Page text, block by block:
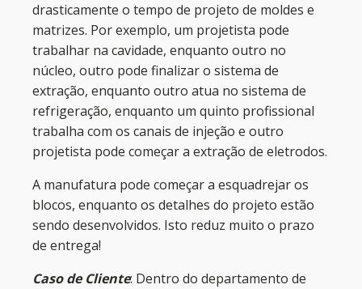
drasticamente o tempo de projeto de moldes e
matrizes. Por exemplo, um projetista pode
trabalhar na cavidade, enquanto outro no
núcleo, outro pode finalizar o sistema de
extração, enquanto outro atua no sistema de
refrigeração, enquanto um quinto profissional
trabalha com os canais de injeção e outro
projetista pode começar a extração de eletrodos.
A manufatura pode começar a esquadrejar os
blocos, enquanto os detalhes do projeto estão
sendo desenvolvidos. Isto reduz muito o prazo
de entrega!
Caso de Cliente: Dentro do departamento de